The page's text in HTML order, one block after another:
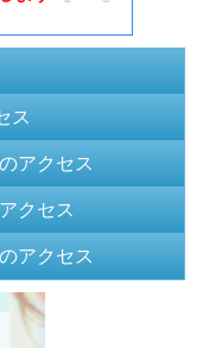
ス
アクセス
クセス
アクセス